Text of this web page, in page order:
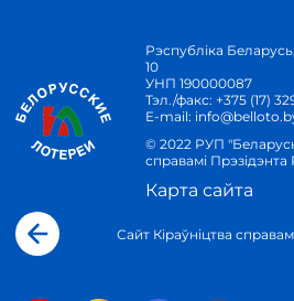
Рэспубліка
10
УНП 190000087
Тэл./факс: +375 (17)
E-mail:
© 2022 РУП
справамі Прэзідэнта
Карта сайта
Сайт Кіраўніцтва